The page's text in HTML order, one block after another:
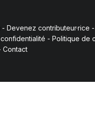
- Devenez contributeur·rice -
- Politique de
Contact